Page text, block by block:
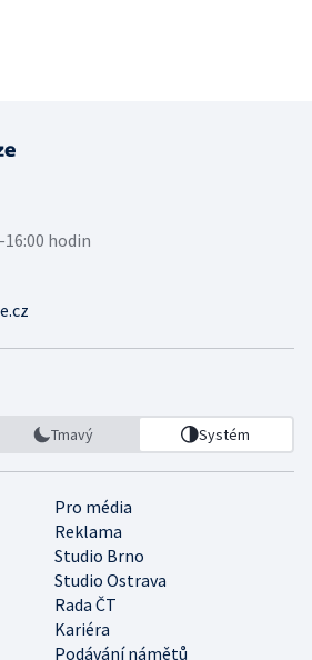
hodin
Tmavý Systém
Pro média
Reklama
Studio Brno
Studio Ostrava
Rada ČT
Kariéra
Podávání námětů